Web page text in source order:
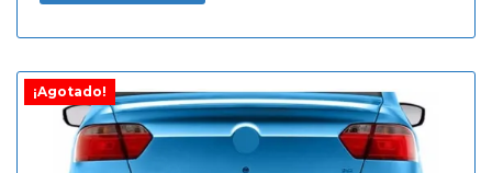
¡Agotado!